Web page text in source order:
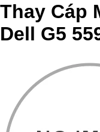
Thay Cáp
Dell G5